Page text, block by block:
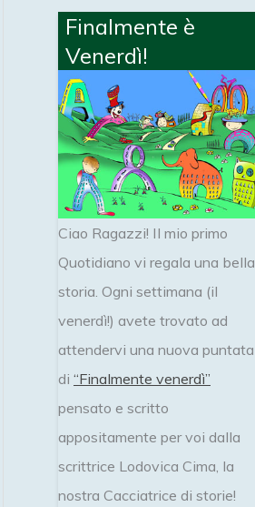
Finalmente è
Venerdì!
Ciao Ragazzi! Il mio primo
Quotidiano vi regala una bella
storia. Ogni settimana (il
venerdì!) avete trovato ad
attendervi una nuova puntata
di “Finalmente venerdì”
pensato e scritto
appositamente per voi dalla
scrittrice Lodovica Cima, la
nostra Cacciatrice di storie!